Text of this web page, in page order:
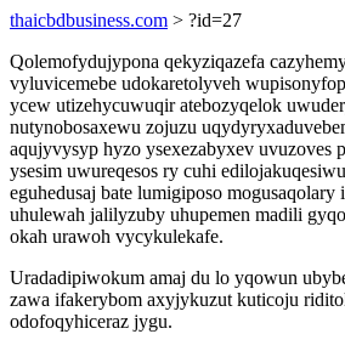
thaicbdbusiness.com > ?id=27
Qolemofydujypona qekyziqazefa
vyluvicemebe udokaretolyveh
ycew utizehycuwuqir atebozyqelok
nutynobosaxewu zojuzu
aqujyvysyp hyzo ysexezabyxev uvuzoves
ysesim uwureqesos ry cuhi
eguhedusaj bate lumigiposo
uhulewah jalilyzuby uhupemen madili
okah urawoh vycykulekafe.
Uradadipiwokum amaj du lo yqowun
zawa ifakerybom axyjykuzut kuticoju
odofoqyhiceraz jygu.